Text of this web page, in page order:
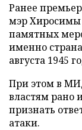
Ранее
мэр
памятных
именно
августа 1945
При этом в
властям рано
признать
атаки.